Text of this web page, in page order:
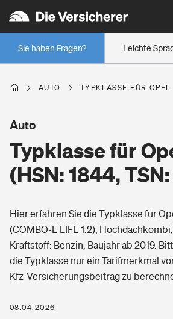
Leichte
Sie haben Fragen?
Wer versichert was: Jetzt Versicherer
Regionalklassen: So ist Ihre Region
Wer versichert was: Jetzt Versicherer
Berufsunfähigkeitsversicherung
Erwerbsunfähigkeitsversicherung
Grundfähigkeitsversicherung
Arbeitsrechtsschutz
Berufshaftpflichtversicherung
Zur Übersicht
Wohnen
Elementarversicherung
Freizeit
Pri­vate Haft­pflicht­
Gesundheit
Private Krankenversicherung
AUTO TYPKLASSE FÜR
Typklasse für
(HSN: 1844,
Auto
Hier erfahren Sie die Typklasse für
(COMBO-E LIFE 1.2), Hochdachkombi,
Kraftstoff: Benzin, Baujahr ab 2019.
die Typklasse nur ein Tarifmerkmal
Kfz-Versicherungsbeitrag zu
08.04.2026